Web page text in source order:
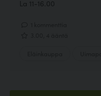
La 11-16.00